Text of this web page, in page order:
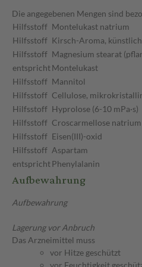
Die angegebenen Mengen sind
Hilfsstoff Montelukast natrium
Hilfsstoff Kirsch-Aroma, künstlich
Hilfsstoff Magnesium stearat
entsprichtMontelukast
Hilfsstoff Mannitol
Hilfsstoff Cellulose,
Hilfsstoff Hyprolose (6-10 mPa·s)
Hilfsstoff Croscarmellose natrium
Hilfsstoff Eisen(III)-oxid
Hilfsstoff Aspartam
entsprichtPhenylalanin
Aufbewahrung
Aufbewahrung
Lagerung vor Anbruch
Das Arzneimittel muss
vor Hitze geschützt
vor Feuchtigkeit